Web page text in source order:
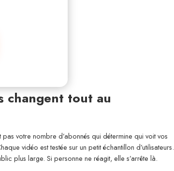
changent tout au
votre nombre d’abonnés qui détermine qui voit vos
vidéo est testée sur un petit échantillon d’utilisateurs.
plus large. Si personne ne réagit, elle s’arrête là.